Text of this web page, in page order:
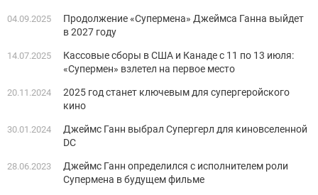
04.09.2025
Продолжение «Супермена» Джеймса Ганна выйдет
в 2027 году
14.07.2025
Кассовые сборы в США и Канаде с 11 по 13 июля:
«Супермен» взлетел на первое место
20.11.2024
2025 год станет ключевым для супергеройского
кино
30.01.2024
Джеймс Ганн выбрал Супергерл для киновселенной
DC
28.06.2023
Джеймс Ганн определился с исполнителем роли
Супермена в будущем фильме